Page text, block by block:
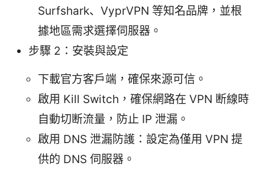
Surfshark、VyprVPN 等知名品牌，並根
據地區需求選擇伺服器。
步驟 2：安裝與設定
下載官方客戶端，確保來源可信。
啟用 Kill Switch，確保網路在 VPN 断線時
自動切断流量，防止 IP 泄漏。
啟用 DNS 泄漏防護：設定為僅用 VPN 提
供的 DNS 伺服器。